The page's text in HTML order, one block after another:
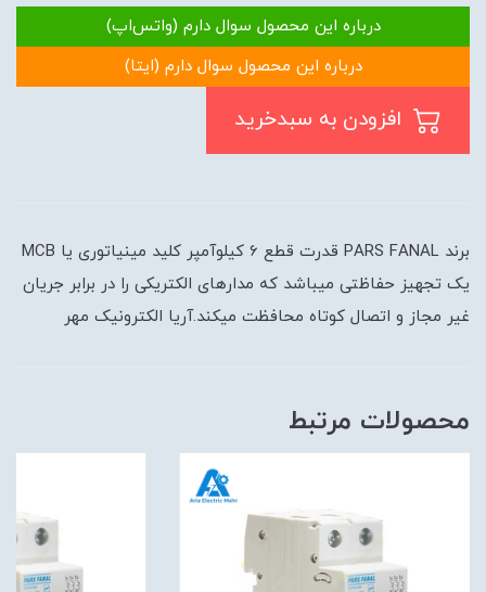
درباره این محصول سوال دارم (واتس‌اپ)
درباره این محصول سوال دارم (ایتا)
برند PARS FANAL قدرت قطع 6 کیلوآمپر کلید مینیاتوری یا MCB
یک تجهیز حفاظتی میباشد که مدارهای الکتریکی را در برابر جریان
غیر مجاز و اتصال کوتاه محافظت میکند.آریا الکترونیک مهر
محصولات مرتبط